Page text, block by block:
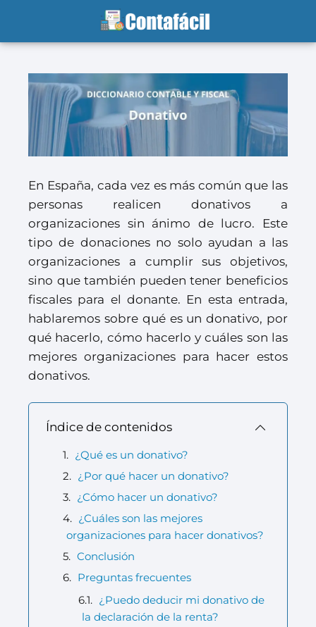
En España, cada vez es más común que las
personas realicen donativos a
organizaciones sin ánimo de lucro. Este
tipo de donaciones no solo ayudan a las
organizaciones a cumplir sus objetivos,
sino que también pueden tener beneficios
fiscales para el donante. En esta entrada,
hablaremos sobre qué es un donativo, por
qué hacerlo, cómo hacerlo y cuáles son las
mejores organizaciones para hacer estos
donativos.
Índice de contenidos
¿Qué es un donativo?
¿Por qué hacer un donativo?
¿Cómo hacer un donativo?
¿Cuáles son las mejores
organizaciones para hacer donativos?
Conclusión
Preguntas frecuentes
¿Puedo deducir mi donativo de
la declaración de la renta?